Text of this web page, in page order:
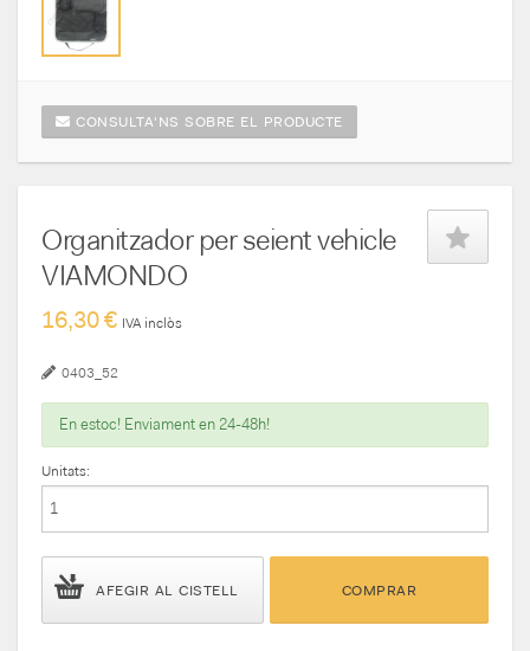
CONSULTA'NS SOBRE EL PRODUCTE
Organitzador per seient vehicle
VIAMONDO
16,30 € IVA inclòs
0403_52
En estoc! Enviament en 24-48h!
Unitats:
AFEGIR AL CISTELL COMPRAR